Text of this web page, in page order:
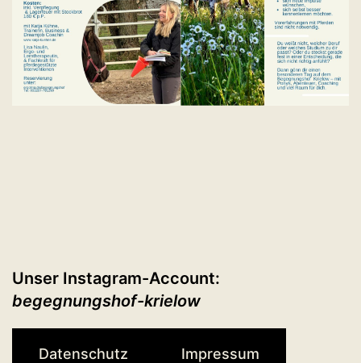
Unser Instagram-Account:
begegnungshof-krielow
Datenschutz Impressum